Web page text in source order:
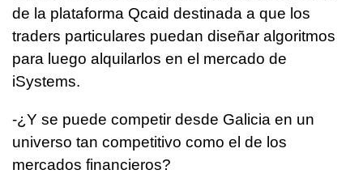
de la plataforma Qcaid destinada a que los
traders particulares puedan diseñar algoritmos
para luego alquilarlos en el mercado de
iSystems.
-¿Y se puede competir desde Galicia en un
universo tan competitivo como el de los
mercados financieros?